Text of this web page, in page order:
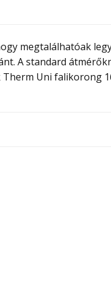
megtalálhatóak
A standard
Therm Uni falikorong